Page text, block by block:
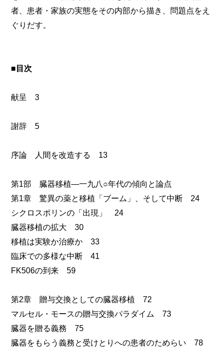
者、患者・家族の実態をその内部から描き、問題点をえ
ぐりだす。
■目次
献呈 3
謝辞 5
序論 人間を改造する 13
第1部 臓器移植―一九八○年代の傾向と論点
第1章 驚異の薬と移植「ブーム」、そして中断 24
シクロスポリンの「出現」 24
臓器移植の拡大 30
移植は実験か治療か 33
臨床での多様な中断 41
FK506の到来 59
第2章 贈与交換としての臓器移植 72
マルセル・モースの贈与交換パラダイム 73
臓器を贈る義務 75
臓器をもらう義務と受けとりへの患者のためらい 78